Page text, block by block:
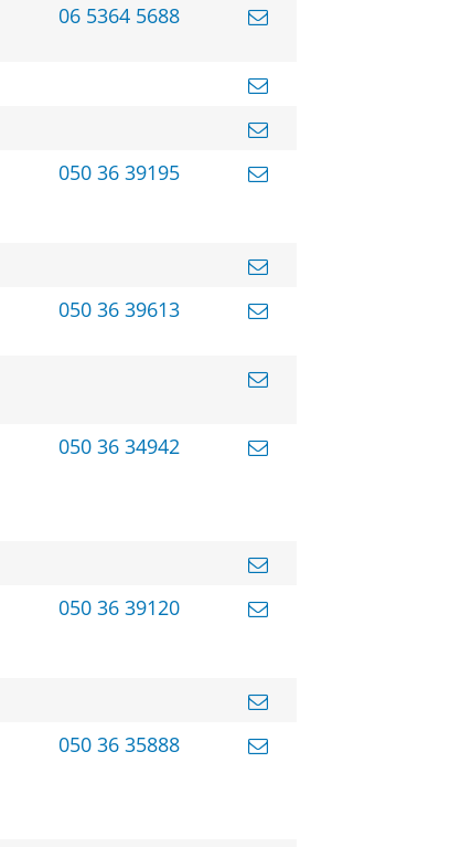
06 5364 5688
050 36 39195
050 36 39613
050 36 34942
050 36 39120
050 36 35888